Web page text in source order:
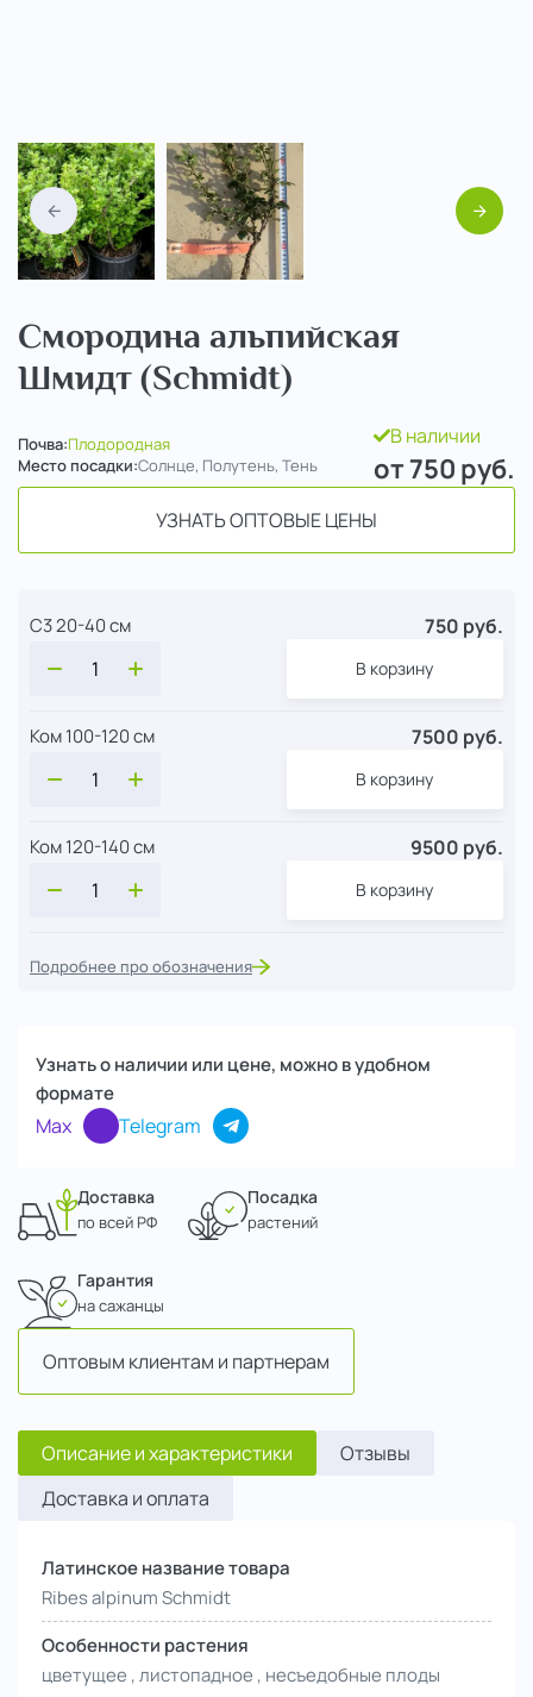
Назад Вперед
Смородина альпийская
Шмидт (Schmidt)
Почва:Плодородная
Место посадки:Солнце, Полутень, Тень
В наличии
от 750 руб.
УЗНАТЬ ОПТОВЫЕ ЦЕНЫ
С3 20-40 см 750 руб.
В корзину
Ком 100-120 см 7500 руб.
В корзину
Ком 120-140 см 9500 руб.
В корзину
Подробнее про обозначения
Узнать о наличии или цене, можно в удобном
формате
Max Telegram
Доставка
по всей РФ
Посадка
растений
Гарантия
на сажанцы
Оптовым клиентам и партнерам
Описание и характеристики
Отзывы
Доставка и оплата
Латинское название товара
Ribes alpinum Schmidt
Особенности растения
цветущее , листопадное , несъедобные плоды